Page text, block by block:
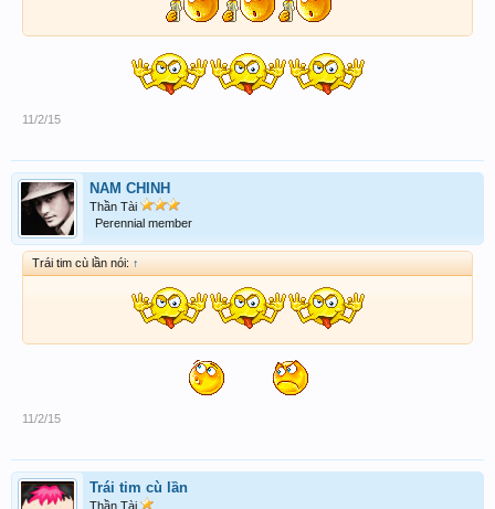
11/2/15
NAM CHINH
Thần Tài
Perennial member
Trái tim cù lần nói: ↑
11/2/15
Trái tim cù lần
Thần Tài